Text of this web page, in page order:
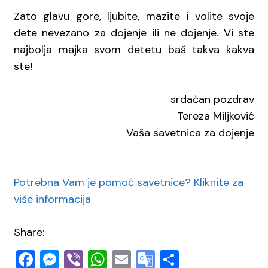
Zato glavu gore, ljubite, mazite i volite svoje
dete nevezano za dojenje ili ne dojenje. Vi ste
najbolja majka svom detetu baš takva kakva
ste!
srdačan pozdrav
Tereza Miljković
Vaša savetnica za dojenje
Potrebna Vam je pomoć savetnice? Kliknite za
više informacija
Share:
Facebook
Messenger
ViberWhatsApp
EmailGoogle